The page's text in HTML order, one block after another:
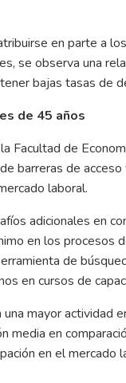
en parte a
se observa una
bajas tasas de
de 45 años
Facultad de
barreras de
laboral.
adicionales en
en los procesos
de
en cursos de
mayor actividad
media en
en el